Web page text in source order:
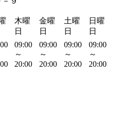
木曜
日
金曜
日
土曜
日
日曜
日
09:00
～
20:00
09:00
～
20:00
09:00
～
20:00
09:00
～
20:00